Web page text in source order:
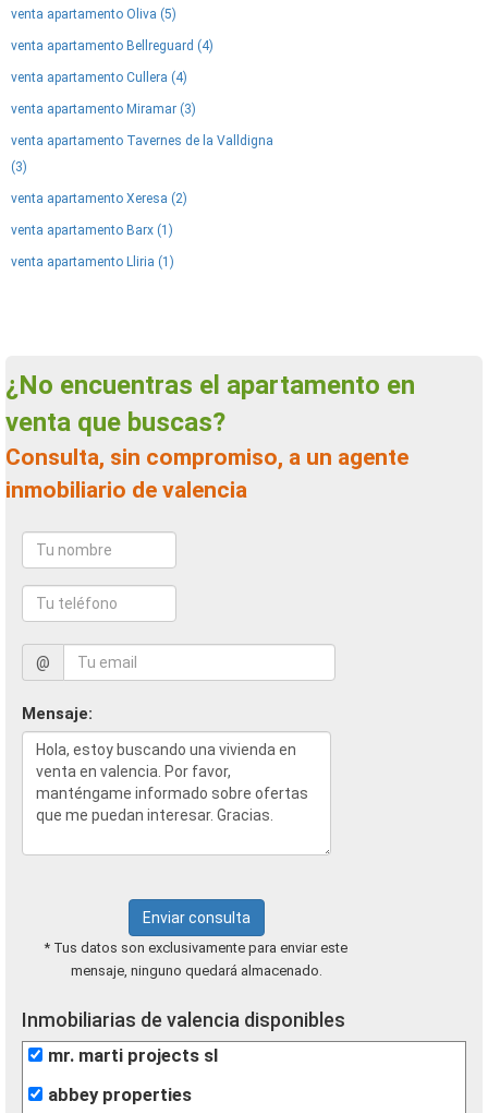
venta apartamento Oliva (5)
venta apartamento Bellreguard (4)
venta apartamento Cullera (4)
venta apartamento Miramar (3)
venta apartamento Tavernes de la Valldigna
(3)
venta apartamento Xeresa (2)
venta apartamento Barx (1)
venta apartamento Lliria (1)
¿No encuentras el apartamento en
venta que buscas?
Consulta, sin compromiso, a un agente
inmobiliario de valencia
@
Mensaje:
Enviar consulta
* Tus datos son exclusivamente para enviar este
mensaje, ninguno quedará almacenado.
Inmobiliarias de valencia disponibles
mr. marti projects sl
abbey properties